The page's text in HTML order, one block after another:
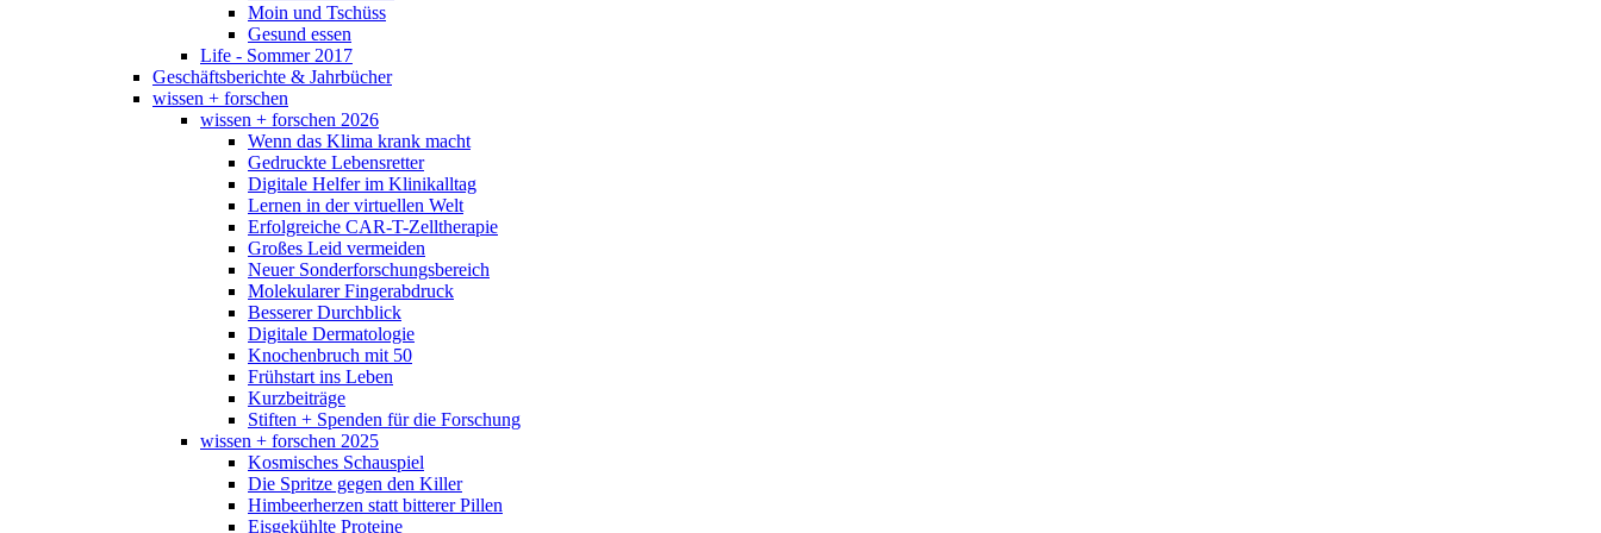
Moin und Tschüss
Gesund essen
Life - Sommer 2017
Geschäftsberichte & Jahrbücher
wissen + forschen
wissen + forschen 2026
Wenn das Klima krank macht
Gedruckte Lebensretter
Digitale Helfer im Klinikalltag
Lernen in der virtuellen Welt
Erfolgreiche CAR-T-Zelltherapie
Großes Leid vermeiden
Neuer Sonderforschungsbereich
Molekularer Fingerabdruck
Besserer Durchblick
Digitale Dermatologie
Knochenbruch mit 50
Frühstart ins Leben
Kurzbeiträge
Stiften + Spenden für die Forschung
wissen + forschen 2025
Kosmisches Schauspiel
Die Spritze gegen den Killer
Himbeerherzen statt bitterer Pillen
Eisgekühlte Proteine